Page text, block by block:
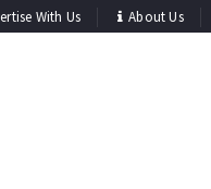
With Us About Us